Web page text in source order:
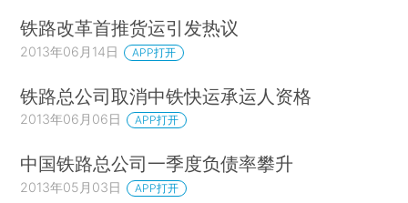
铁路改革首推货运引发热议
2013年06月14日 APP打开
铁路总公司取消中铁快运承运人资格
2013年06月06日 APP打开
中国铁路总公司一季度负债率攀升
2013年05月03日 APP打开